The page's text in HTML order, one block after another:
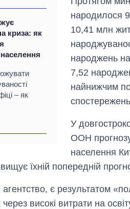
криза: як
– як
народилося
10,41 млн
народжень
7,52
найнижчим
У
ООН
населення
їхній попередній
є результатом
високі витрати на